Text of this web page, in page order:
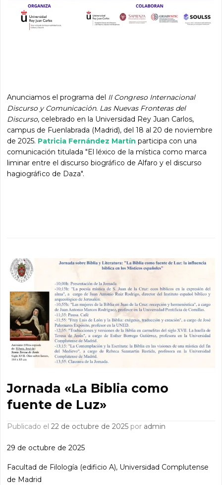
Anunciamos el programa del II Congreso Internacional
Discurso y Comunicación. Las Nuevas Fronteras del
Discurso, celebrado en la Universidad Rey Juan Carlos,
campus de Fuenlabrada (Madrid), del 18 al 20 de noviembre
de 2025. Patricia Fernández Martín participa con una
comunicación titulada "El léxico de la mística como marca
liminar entre el discurso biográfico de Alfaro y el discurso
hagiográfico de Daza".
Jornada «La Biblia como
fuente de Luz»
Publicado el22 de octubre de 2025 por admin
29 de octubre de 2025
Facultad de Filología (edificio A), Universidad Complutense
de Madrid